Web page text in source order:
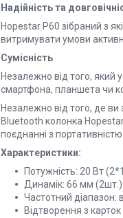
Надійність та
Hopestar P60 зібраний з
витримувати умови
Сумісність
Незалежно від того, який
смартфона, планшета чи
Незалежно від того, де ви
Bluetooth колонка
поєднанні з
Характеристики:
Потужність: 20 Вт
Динамік: 66 мм (2шт.)
Частотний діапазон:
Відтворення з карток